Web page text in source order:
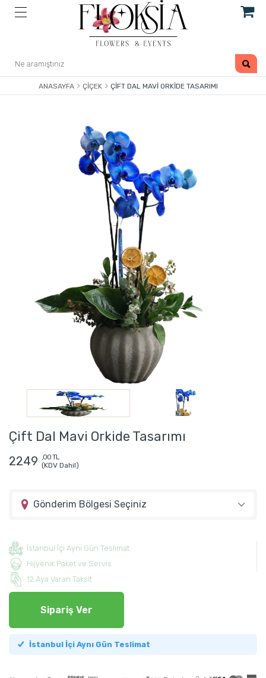
ANASAYFA ÇIÇEK ÇIFT DAL MAVI ORKIDE TASARIMI
Çift Dal Mavi Orkide Tasarımı
2249 ,00 TL
(KDV Dahil)
Gönderim Bölgesi Seçiniz
İstanbul İçi Aynı Gün Teslimat
Hijyenik Paket ve Servis
12 Aya Varan Taksit
Sipariş Ver
İstanbul İçi Aynı Gün Teslimat